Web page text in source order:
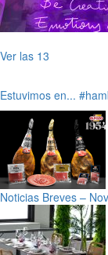
Ver las 13
Estuvimos en...
Noticias Breves –